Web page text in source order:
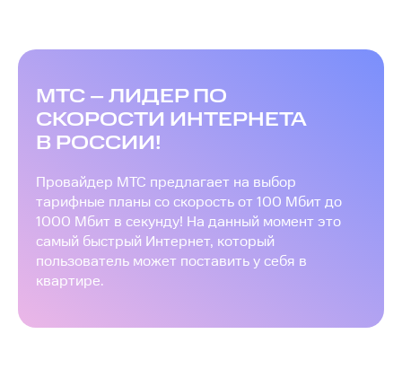
МТС – ЛИДЕР ПО
СКОРОСТИ ИНТЕРНЕТА
В РОССИИ!
Провайдер МТС предлагает на выбор
тарифные планы со скорость от 100 Мбит до
1000 Мбит в секунду! На данный момент это
самый быстрый Интернет, который
пользователь может поставить у себя в
квартире.